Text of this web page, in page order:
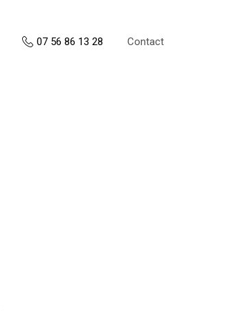
07 56 86 13 28 Contact